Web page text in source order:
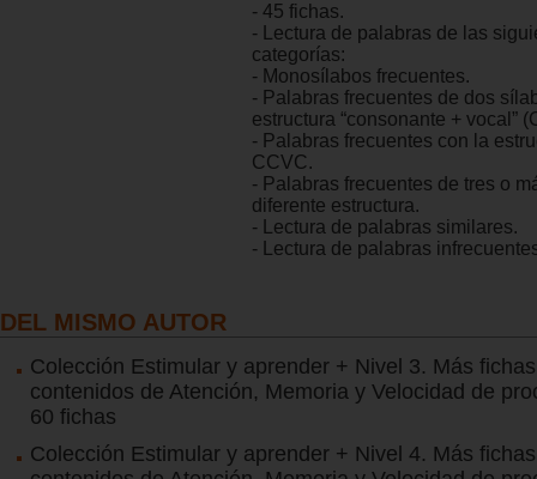
- 45 fichas.
- Lectura de palabras de las
categorías:
- Monosílabos frecuentes.
- Palabras frecuentes de dos
estructura “consonante + vocal”
- Palabras frecuentes con la
CCVC.
- Palabras frecuentes de tres o
diferente estructura.
- Lectura de palabras similares.
- Lectura de palabras
DEL MISMO AUTOR
Colección Estimular y aprender + Nivel 3. Más
contenidos de Atención, Memoria y Velocidad de
60 fichas
Colección Estimular y aprender + Nivel 4. Más